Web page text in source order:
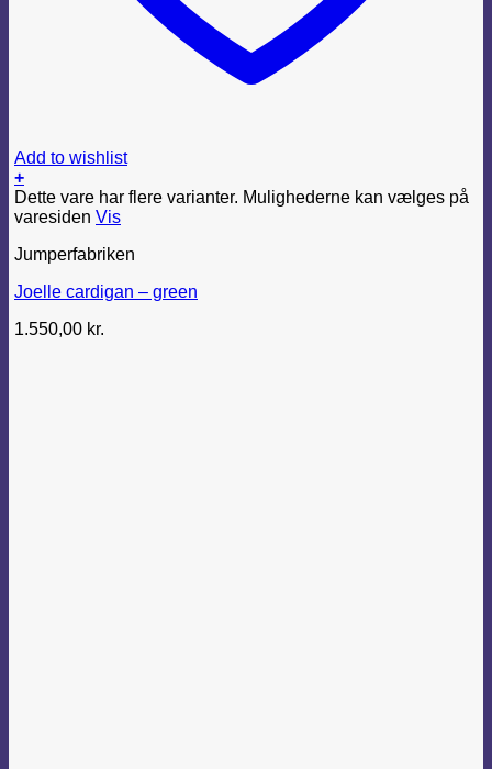
Add to wishlist
+
Dette vare har flere varianter. Mulighederne kan vælges på
varesiden Vis
Jumperfabriken
Joelle cardigan – green
1.550,00 kr.